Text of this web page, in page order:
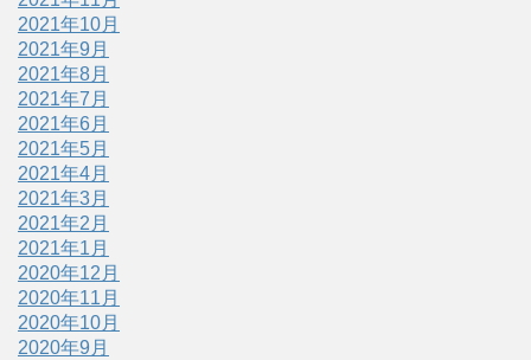
2021年10月
2021年9月
2021年8月
2021年7月
2021年6月
2021年5月
2021年4月
2021年3月
2021年2月
2021年1月
2020年12月
2020年11月
2020年10月
2020年9月